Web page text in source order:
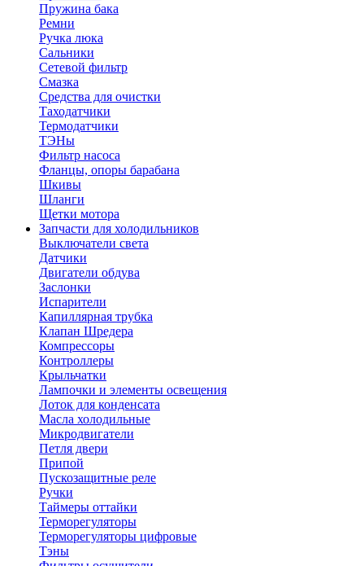
Пружина бака
Ремни
Ручка люка
Сальники
Сетевой фильтр
Смазка
Средства для очистки
Таходатчики
Термодатчики
ТЭНы
Фильтр насоса
Фланцы, опоры барабана
Шкивы
Шланги
Щетки мотора
Запчасти для холодильников
Выключатели света
Датчики
Двигатели обдува
Заслонки
Испарители
Капиллярная трубка
Клапан Шредера
Компрессоры
Контроллеры
Крыльчатки
Лампочки и элементы освещения
Лоток для конденсата
Масла холодильные
Микродвигатели
Петля двери
Припой
Пускозащитные реле
Ручки
Таймеры оттайки
Терморегуляторы
Терморегуляторы цифровые
Тэны